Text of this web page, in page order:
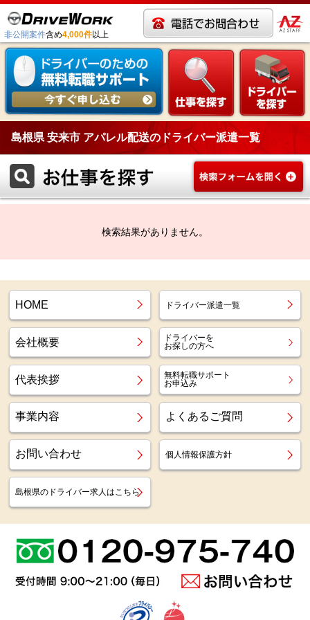
非公開案件含め4,000件以上
島根県 安来市 アパレル配送のドライバー派遣一覧
検索結果がありません。
HOME ドライバー派遣一覧
会社概要
ドライバーを
お探しの方へ
代表挨拶
無料転職サポート
お申込み
事業内容 よくあるご質問
お問い合わせ 個人情報保護方針
島根県のドライバー求人はこちら